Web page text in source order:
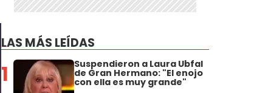
LAS MÁS LEÍDAS
1 Suspendieron a Laura Ubfal
de Gran Hermano: "El enojo
con ella es muy grande"